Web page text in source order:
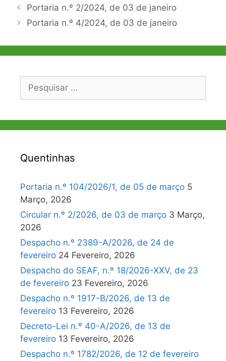
Navegação
de
Portaria n.º 2/2024, de 03 de janeiro
Portaria n.º 4/2024, de 03 de janeiro
Pesquisar
Quentinhas
Portaria n.º 104/2026/1, de 05 de março 5
Março, 2026
Circular n.º 2/2026, de 03 de março 3 Março,
2026
Despacho n.º 2389-A/2026, de 24 de
fevereiro 24 Fevereiro, 2026
Despacho do SEAF, n.º 18/2026-XXV, de 23
de fevereiro 23 Fevereiro, 2026
Despacho n.º 1917-B/2026, de 13 de
fevereiro 13 Fevereiro, 2026
Decreto-Lei n.º 40-A/2026, de 13 de
fevereiro 13 Fevereiro, 2026
Despacho n.º 1782/2026, de 12 de fevereiro